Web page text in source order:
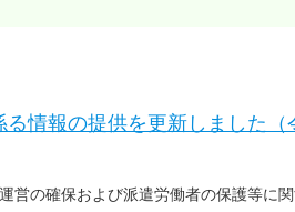
情報の提供を更新しました（
営の確保および派遣労働者の保護等に